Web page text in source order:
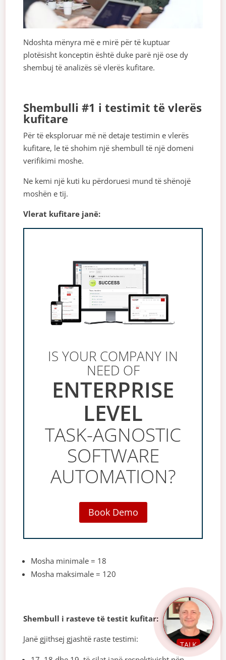
Ndoshta mënyra më e mirë për të kuptuar
plotësisht konceptin është duke parë një ose dy
shembuj të analizës së vlerës kufitare.
Shembulli #1 i testimit të vlerës
kufitare
Për të eksploruar më në detaje testimin e vlerës
kufitare, le të shohim një shembull të një domeni
verifikimi moshe.
Ne kemi një kuti ku përdoruesi mund të shënojë
moshën e tij.
Vlerat kufitare janë:
IS YOUR COMPANY IN
NEED OF
ENTERPRISE
LEVEL
TASK-AGNOSTIC
SOFTWARE
AUTOMATION?
Book Demo
Mosha minimale = 18
Mosha maksimale = 120
Shembull i rasteve të testit kufitar:
Janë gjithsej gjashtë raste testimi:
TALK